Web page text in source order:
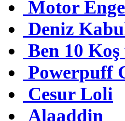
Motor
Deniz
Ben 10 Koş
Powerpuff
Cesur Loli
Alaaddin